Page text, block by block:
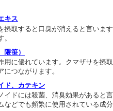
キス
摂取すると口臭が消えると言いま
笹）
用に優れています。クマザサを摂
つながります。
ド、カテキン
イドには殺菌、消臭効果があると
などでも頻繁に使用されている成分